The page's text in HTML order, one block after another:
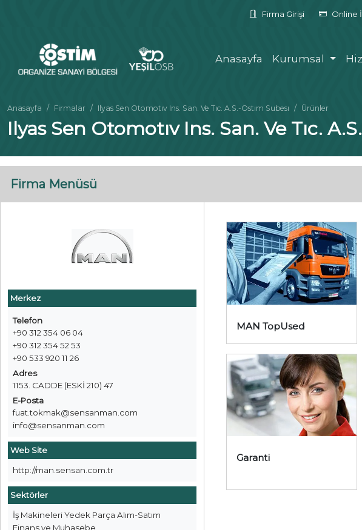
Firma Girişi Online
Anasayfa Kurumsal
Anasayfa Firmalar Ilyas Sen Otomotıv Ins. San. Ve Tıc. A.S.-Ostım Subesı Ürünler
Ilyas Sen Otomotıv Ins. San. Ve Tıc.
Firma Menüsü
Merkez
Telefon
+90 312 354 06 04
+90 312 354 52 53
+90 533 920 11 26
Adres
1153. CADDE (ESKİ 210) 47
E-Posta
fuat.tokmak@sensanman.com
info@sensanman.com
Web Site
http://man.sensan.com.tr
Sektörler
İş Makineleri Yedek Parça Alım-Satım
Finans ve Muhasebe
MAN TopUsed
Garanti